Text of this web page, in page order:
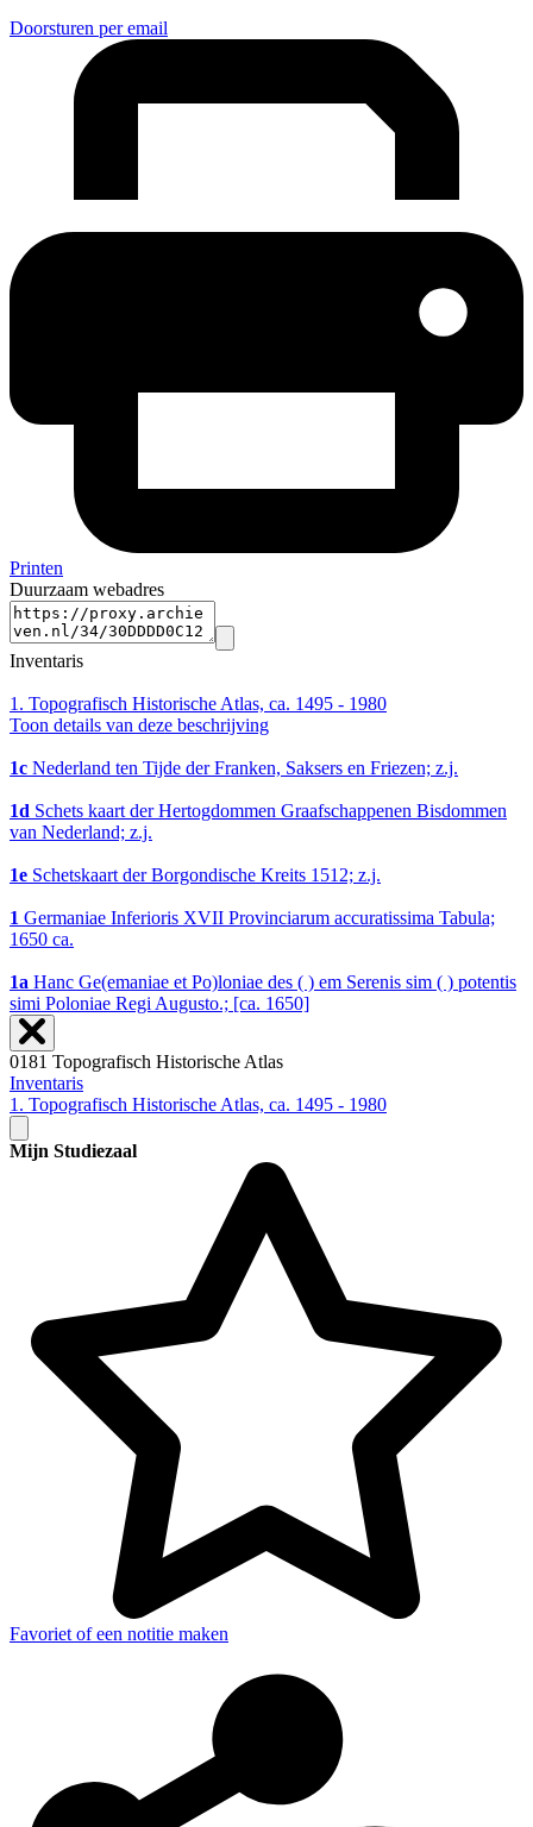
Doorsturen per email
Printen
Duurzaam webadres
Inventaris
1. Topografisch Historische Atlas, ca. 1495 - 1980
Toon details van deze beschrijving
1c Nederland ten Tijde der Franken, Saksers en Friezen; z.j.
1d Schets kaart der Hertogdommen Graafschappenen Bisdommen
van Nederland; z.j.
1e Schetskaart der Borgondische Kreits 1512; z.j.
1 Germaniae Inferioris XVII Provinciarum accuratissima Tabula;
1650 ca.
1a Hanc Ge(emaniae et Po)loniae des ( ) em Serenis sim ( ) potentis
simi Poloniae Regi Augusto.; [ca. 1650]
0181 Topografisch Historische Atlas
Inventaris
1. Topografisch Historische Atlas, ca. 1495 - 1980
Mijn Studiezaal
Favoriet of een notitie maken